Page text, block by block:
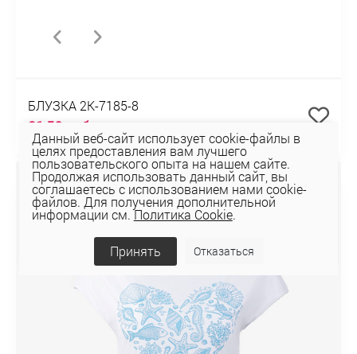
БЛУЗКА 2К-7185-8
31,50 руб
СКИДКА 30%
Данный веб-сайт использует cookie-файлы в
целях предоставления вам лучшего
пользовательского опыта на нашем сайте.
Продолжая использовать данный сайт, вы
соглашаетесь с использованием нами cookie-
файлов. Для получения дополнительной
информации см.Политика Cookie.
Принять Отказаться